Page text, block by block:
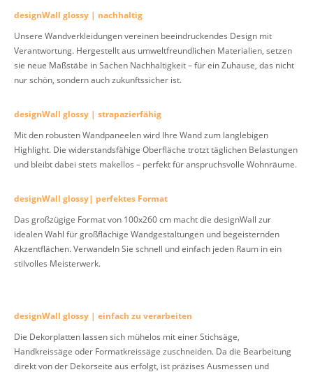
designWall glossy | nachhaltig
Unsere Wandverkleidungen vereinen beeindruckendes Design mit
Verantwortung. Hergestellt aus umweltfreundlichen Materialien, setzen
sie neue Maßstäbe in Sachen Nachhaltigkeit – für ein Zuhause, das nicht
nur schön, sondern auch zukunftssicher ist.
designWall glossy | strapazierfähig
Mit den robusten Wandpaneelen wird Ihre Wand zum langlebigen
Highlight. Die widerstandsfähige Oberfläche trotzt täglichen Belastungen
und bleibt dabei stets makellos – perfekt für anspruchsvolle Wohnräume.
designWall glossy| perfektes Format
Das großzügige Format von 100x260 cm macht die designWall zur
idealen Wahl für großflächige Wandgestaltungen und begeisternden
Akzentflächen. Verwandeln Sie schnell und einfach jeden Raum in ein
stilvolles Meisterwerk.
designWall glossy | einfach zu verarbeiten
Die Dekorplatten lassen sich mühelos mit einer Stichsäge,
Handkreissäge oder Formatkreissäge zuschneiden. Da die Bearbeitung
direkt von der Dekorseite aus erfolgt, ist präzises Ausmessen und